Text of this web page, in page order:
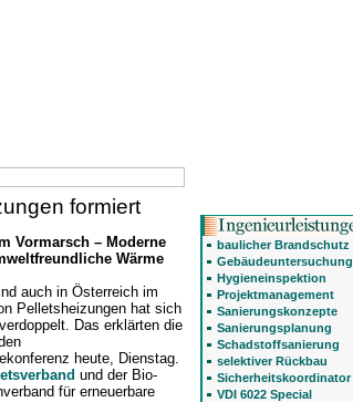
formiert
Vormarsch – Moderne
Wärme
auch in Österreich im
Pelletsheizungen hat sich
Das erklärten die
heute, Dienstag.
und der Bio-
für erneuerbare
baulicher Brandschutz
Gebäudeuntersuchung
Hygieneinspektion
Projektmanagement
Sanierungskonzepte
Sanierungsplanung
Schadstoffsanierung
selektiver Rückbau
Sicherheitskoordinator
VDI 6022 Special